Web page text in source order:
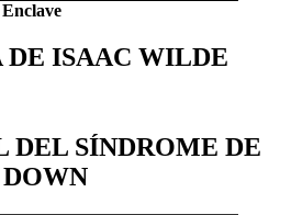
DE ISAAC WILDE
DEL SÍNDROME DE
DOWN